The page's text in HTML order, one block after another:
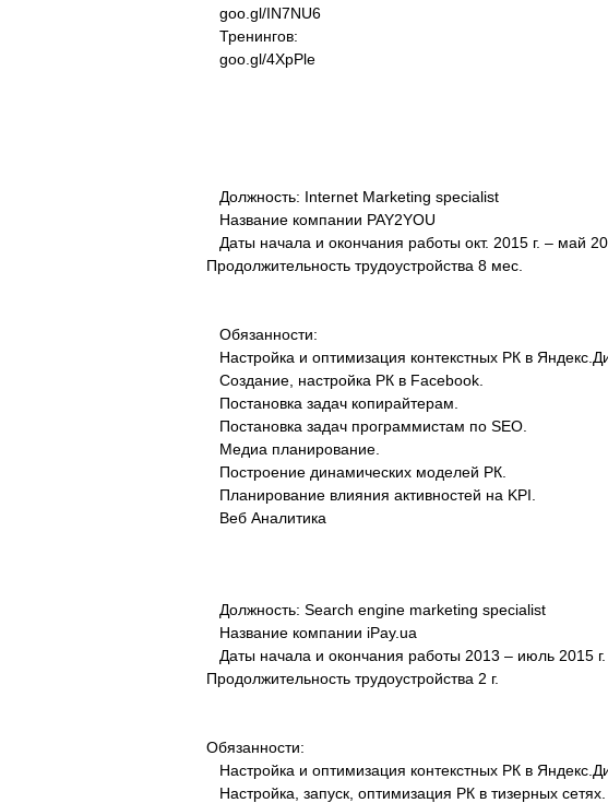
goo.gl/IN7NU6
Тренингов:
goo.gl/4XpPle
Должность: Internet Marketing specialist
Название компании PAY2YOU
Даты начала и окончания работы окт. 2015 г. – май
Продолжительность трудоустройства 8 мес.
Обязанности:
Настройка и оптимизация контекстных РК в
Создание, настройка РК в Facebook.
Постановка задач копирайтерам.
Постановка задач программистам по SEO.
Медиа планирование.
Построение динамических моделей РК.
Планирование влияния активностей на KPI.
Веб Аналитика
Должность: Search engine marketing specialist
Название компании iPay.ua
Даты начала и окончания работы 2013 – июль 2015 г.
Продолжительность трудоустройства 2 г.
Обязанности:
Настройка и оптимизация контекстных РК в
Настройка, запуск, оптимизация РК в тизерных сетях.